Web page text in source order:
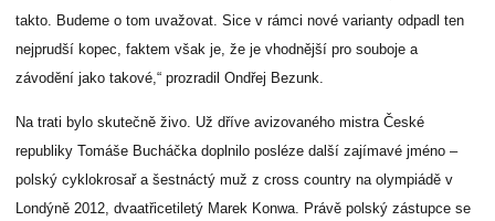
takto. Budeme o tom uvažovat. Sice v rámci nové varianty odpadl ten
nejprudší kopec, faktem však je, že je vhodnější pro souboje a
závodění jako takové,“ prozradil Ondřej Bezunk.
Na trati bylo skutečně živo. Už dříve avizovaného mistra České
republiky Tomáše Bucháčka doplnilo posléze další zajímavé jméno –
polský cyklokrosař a šestnáctý muž z cross country na olympiádě v
Londýně 2012, dvaatřicetiletý Marek Konwa. Právě polský zástupcese